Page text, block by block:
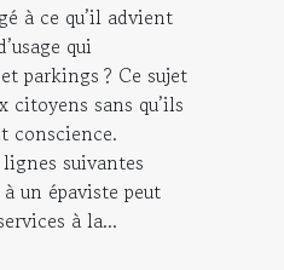
à ce qu’il advient
qui
parkings ? Ce sujet
citoyens sans qu’ils
conscience.
suivantes
un épaviste peut
à la...